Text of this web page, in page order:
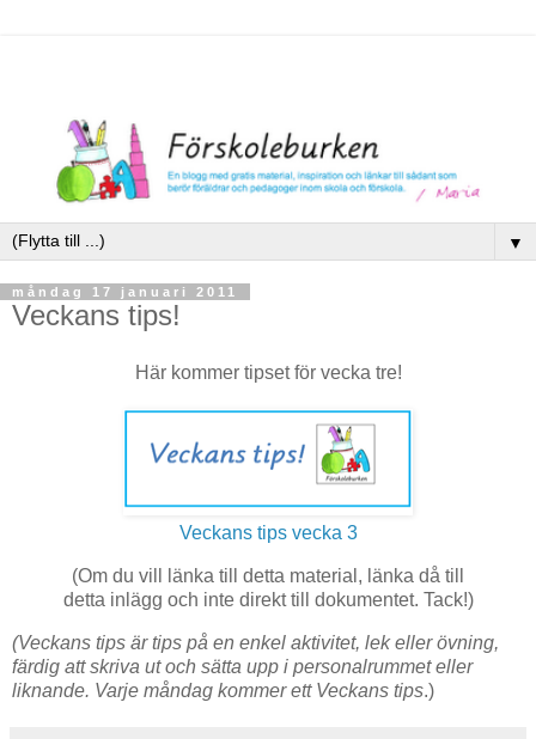
▼
måndag 17 januari 2011
Veckans tips!
Här kommer tipset för vecka tre!
Veckans tips vecka 3
(Om du vill länka till detta material, länka då till
detta inlägg och inte direkt till dokumentet. Tack!)
(Veckans tips är tips på en enkel aktivitet, lek eller övning,
färdig att skriva ut och sätta upp i personalrummet eller
liknande. Varje måndag kommer ett Veckans tips.)